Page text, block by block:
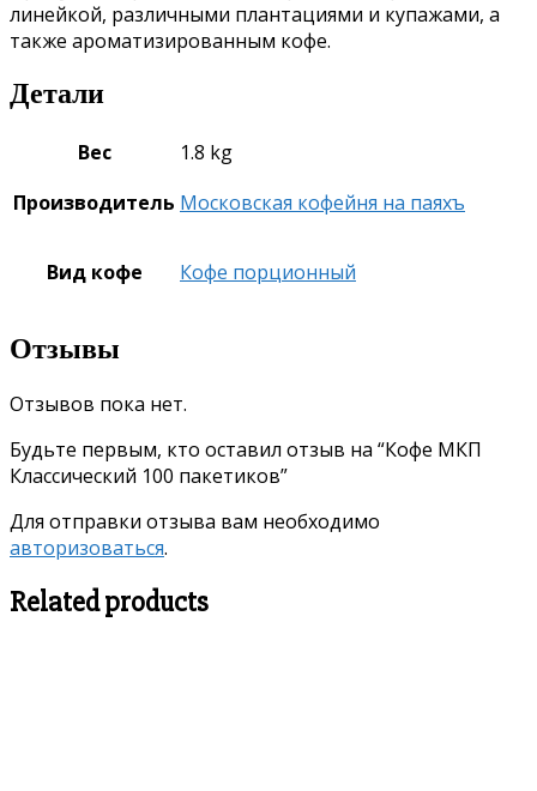
линейкой, различными плантациями и купажами, а
также ароматизированным кофе.
Детали
Вес
1.8 kg
Производитель Московская кофейня на паяхъ
Вид кофе Кофе порционный
Отзывы
Отзывов пока нет.
Будьте первым, кто оставил отзыв на “Кофе МКП
Классический 100 пакетиков”
Для отправки отзыва вам необходимо
авторизоваться.
Related products